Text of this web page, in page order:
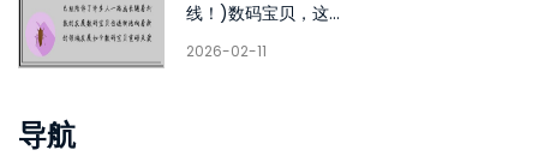
线！)数码宝贝，这...
2026-02-11
导航